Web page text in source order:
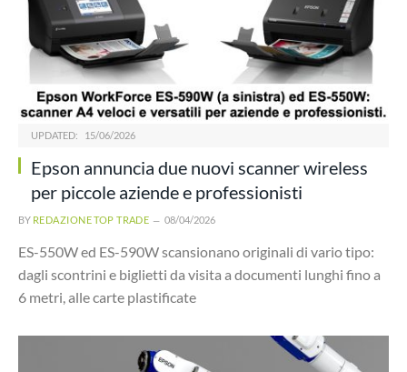
UPDATED: 15/06/2026
Epson annuncia due nuovi scanner wireless
per piccole aziende e professionisti
BY REDAZIONE TOP TRADE 08/04/2026
ES-550W ed ES-590W scansionano originali di vario tipo:
dagli scontrini e biglietti da visita a documenti lunghi fino a
6 metri, alle carte plastificate